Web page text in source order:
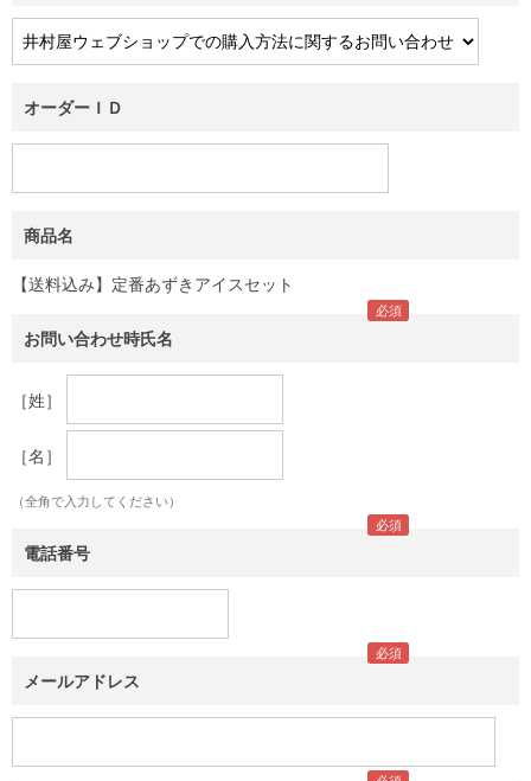
オーダーＩＤ
商品名
【送料込み】定番あずきアイスセット
お問い合わせ時氏名
［姓］
［名］
（全角で入力してください）
電話番号
メールアドレス